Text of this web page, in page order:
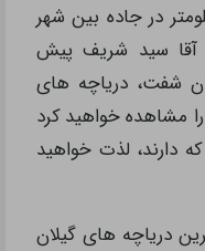
باید از سمت رشت، ۱۵ کیلومتر در جاده بین شهر
سید شریف پیش
شفت، دریاچه های
مشاهده خواهید کرد
دارند، لذت خواهید
دریاچه های گیلان